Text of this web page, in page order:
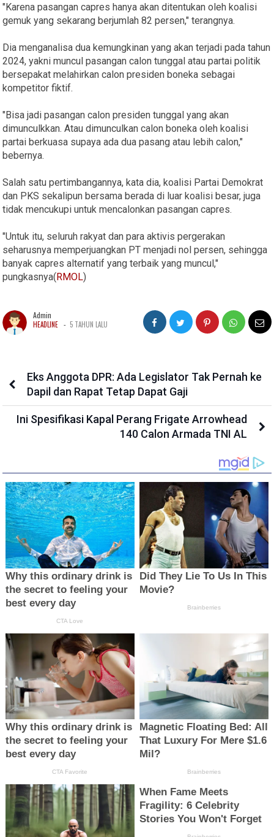
"Karena pasangan capres hanya akan ditentukan oleh koalisi
gemuk yang sekarang berjumlah 82 persen," terangnya.
Dia menganalisa dua kemungkinan yang akan terjadi pada tahun
2024, yakni muncul pasangan calon tunggal atau partai politik
bersepakat melahirkan calon presiden boneka sebagai
kompetitor fiktif.
"Bisa jadi pasangan calon presiden tunggal yang akan
dimunculkkan. Atau dimunculkan calon boneka oleh koalisi
partai berkuasa supaya ada dua pasang atau lebih calon,"
bebernya.
Salah satu pertimbangannya, kata dia, koalisi Partai Demokrat
dan PKS sekalipun bersama berada di luar koalisi besar, juga
tidak mencukupi untuk mencalonkan pasangan capres.
"Untuk itu, seluruh rakyat dan para aktivis pergerakan
seharusnya memperjuangkan PT menjadi nol persen, sehingga
banyak capres alternatif yang terbaik yang muncul,"
pungkasnya(RMOL)
Admin
HEADLINE - 5 TAHUN LALU
Eks Anggota DPR: Ada Legislator Tak Pernah ke
Dapil dan Rapat Tetap Dapat Gaji
Ini Spesifikasi Kapal Perang Frigate Arrowhead
140 Calon Armada TNI AL